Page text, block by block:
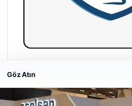
Hastaş Beton
Göz Atın